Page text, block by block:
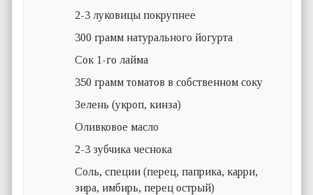
2-3 луковицы покрупнее
300 грамм натурального йогурта
Сок 1-го лайма
350 грамм томатов в собственном соку
Зелень (укроп, кинза)
Оливковое масло
2-3 зубчика чеснока
Соль, специи (перец, паприка, карри,
зира, имбирь, перец острый)